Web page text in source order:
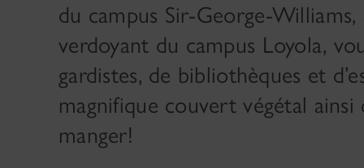
du campus Sir-George-
verdoyant du campus Loyola,
gardistes, de bibliothèques et
magnifique couvert végétal
manger!